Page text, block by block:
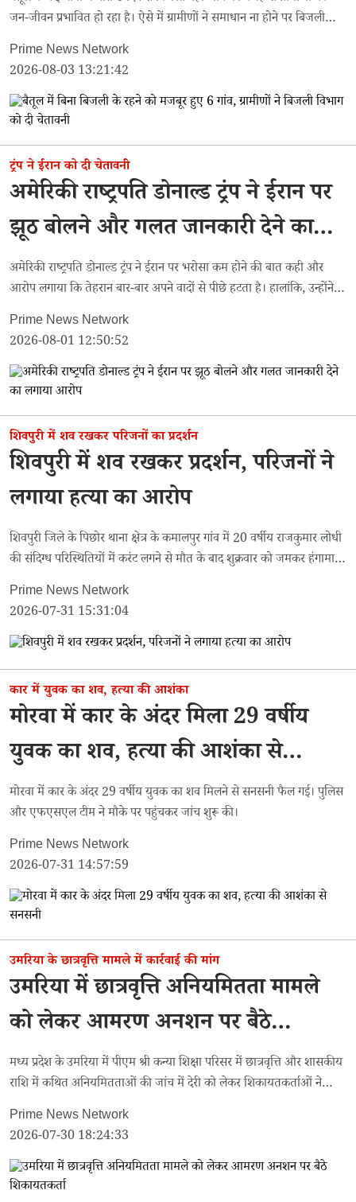
जन-जीवन प्रभावित हो रहा है। ऐसे में ग्रामीणों ने समाधान ना होने पर बिजली
विभाग का घेराव कर चक्का जाम करने की चेतावनी दी है।
Prime News Network
2026-08-03 13:21:42
ट्रंप ने ईरान को दी चेतावनी
अमेरिकी राष्ट्रपति डोनाल्ड ट्रंप ने ईरान पर
झूठ बोलने और गलत जानकारी देने का
लगाया आरोप
अमेरिकी राष्ट्रपति डोनाल्ड ट्रंप ने ईरान पर भरोसा कम होने की बात कही और
आरोप लगाया कि तेहरान बार-बार अपने वादों से पीछे हटता है। हालांकि, उन्होंने
पुष्टि की है कि दोनों देशों के बीच बातचीत अभी भी जारी
Prime News Network
2026-08-01 12:50:52
शिवपुरी में शव रखकर परिजनों का प्रदर्शन
शिवपुरी में शव रखकर प्रदर्शन, परिजनों ने
लगाया हत्या का आरोप
शिवपुरी जिले के पिछोर थाना क्षेत्र के कमालपुर गांव में 20 वर्षीय राजकुमार लोधी
की संदिग्ध परिस्थितियों में करंट लगने से मौत के बाद शुक्रवार को जमकर हंगामा
हो गया।
Prime News Network
2026-07-31 15:31:04
कार में युवक का शव, हत्या की आशंका
मोरवा में कार के अंदर मिला 29 वर्षीय
युवक का शव, हत्या की आशंका से
सनसनी
मोरवा में कार के अंदर 29 वर्षीय युवक का शव मिलने से सनसनी फैल गई। पुलिस
और एफएसएल टीम ने मौके पर पहुंचकर जांच शुरू की।
Prime News Network
2026-07-31 14:57:59
उमरिया के छात्रवृत्ति मामले में कार्रवाई की मांग
उमरिया में छात्रवृत्ति अनियमितता मामले
को लेकर आमरण अनशन पर बैठे
शिकायतकर्ता
मध्य प्रदेश के उमरिया में पीएम श्री कन्या शिक्षा परिसर में छात्रवृत्ति और शासकीय
राशि में कथित अनियमितताओं की जांच में देरी को लेकर शिकायतकर्ताओं ने
आमरण अनशन शुरू कर दिया है।
Prime News Network
2026-07-30 18:24:33